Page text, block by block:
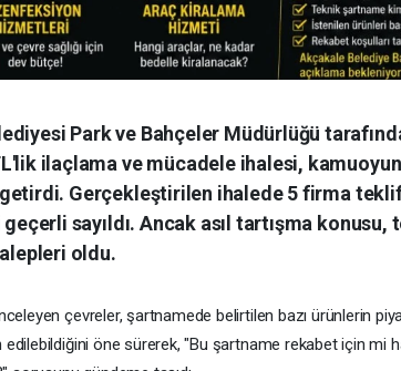
Park ve Bahçeler Müdürlüğü
ilaçlama ve mücadele ihalesi,
Gerçekleştirilen ihalede 5 firma
sayıldı. Ancak asıl tartışma
oldu.
çevreler, şartnamede belirtilen bazı ürünlerin
edilebildiğini öne sürerek, "Bu şartname rekabet için mi